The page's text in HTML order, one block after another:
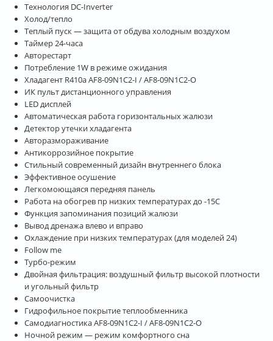
Технология DC-Inverter
Холод/тепло
Теплый пуск — защита от обдува холодным воздухом
Таймер 24-часа
Авторестарт
Потребление 1W в режиме ожидания
Хладагент R410a AF8-09N1C2-I / AF8-09N1C2-O
ИК пульт дистанционного управления
LED дисплей
Автоматическая работа горизонтальных жалюзи
Детектор утечки хладагента
Авторазмораживание
Антикоррозийное покрытие
Стильный современный дизайн внутреннего блока
Эффективное осушение
Легкомоющаяся передняя панель
Работа на обогрев пр низких температурах до -15С
Функция запоминания позиций жалюзи
Вывод дренажа влево и вправо
Охлаждение при низких температурах (для моделей 24)
Follow me
Турбо-режим
Двойная фильтрация: воздушный фильтр высокой плотности
и угольный фильтр
Самоочистка
Гидрофильное покрытие теплообменника
Самодиагностика AF8-09N1C2-I / AF8-09N1C2-O
Ночной режим — режим комфортного сна